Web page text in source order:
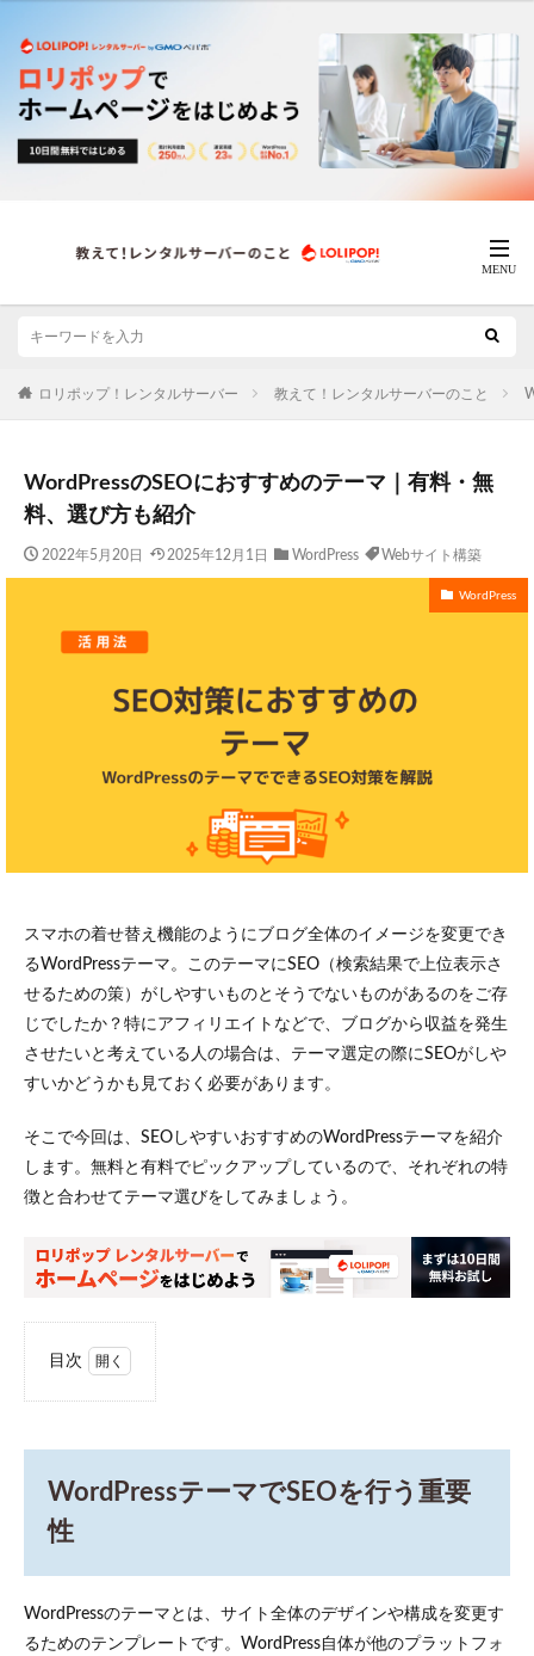
ロリポップ！レンタルサーバー 教えて！レンタルサーバーのこと
WordPressのSEOにおすすめのテーマ｜有料・無
料、選び方も紹介
2022年5月20日 2025年12月1日 WordPress Webサイト構築
WordPress
スマホの着せ替え機能のようにブログ全体のイメージを変更でき
るWordPressテーマ。このテーマにSEO（検索結果で上位表示さ
せるための策）がしやすいものとそうでないものがあるのをご存
じでしたか？特にアフィリエイトなどで、ブログから収益を発生
させたいと考えている人の場合は、テーマ選定の際にSEOがしや
すいかどうかも見ておく必要があります。
そこで今回は、SEOしやすいおすすめのWordPressテーマを紹介
します。無料と有料でピックアップしているので、それぞれの特
徴と合わせてテーマ選びをしてみましょう。
目次
う重要性
2
料】SEO
WordPress
WordPressテーマでSEOを行う重要
性
WordPressのテーマとは、サイト全体のデザインや構成を変更す
るためのテンプレートです。WordPress自体が他のプラットフォ